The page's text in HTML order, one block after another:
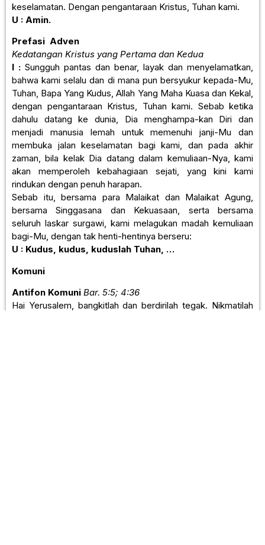
keselamatan. Dengan pengantaraan Kristus, Tuhan kami.
U : Amin.
Prefasi Adven
Kedatangan Kristus yang Pertama dan Kedua
I : Sungguh pantas dan benar, layak dan menyelamatkan,
bahwa kami selalu dan di mana pun bersyukur kepada-Mu,
Tuhan, Bapa Yang Kudus, Allah Yang Maha Kuasa dan Kekal,
dengan pengantaraan Kristus, Tuhan kami. Sebab ketika
dahulu datang ke dunia, Dia menghampa-kan Diri dan
menjadi manusia lemah untuk memenuhi janji-Mu dan
membuka jalan keselamatan bagi kami, dan pada akhir
zaman, bila kelak Dia datang dalam kemuliaan-Nya, kami
akan memperoleh kebahagiaan sejati, yang kini kami
rindukan dengan penuh harapan.
Sebab itu, bersama para Malaikat dan Malaikat Agung,
bersama Singgasana dan Kekuasaan, serta bersama
seluruh laskar surgawi, kami melagukan madah kemuliaan
bagi-Mu, dengan tak henti-hentinya berseru:
U : Kudus, kudus, kuduslah Tuhan, …
Komuni
Antifon Komuni Bar. 5:5; 4:36
Hai Yerusalem, bangkitlah dan berdirilah tegak. Nikmatilah